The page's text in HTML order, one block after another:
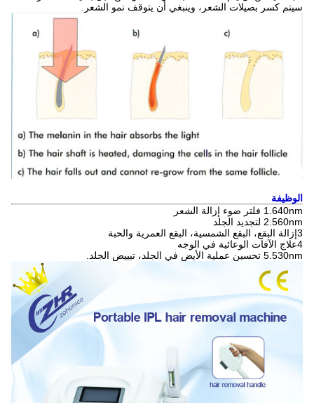
سيتم كسر بصيلات الشعر، وينبغي أن يتوقف نمو الشعر.
الوظيفة
1.640nm فلتر ضوء إزالة الشعر
2.560nm لتجديد الجلد
3إزالة البقع، البقع الشمسية، البقع العمرية والحبة
4علاج الآفات الوعائية في الوجه
5.530nm تحسين عملية الأيض في الجلد، تبييض الجلد.